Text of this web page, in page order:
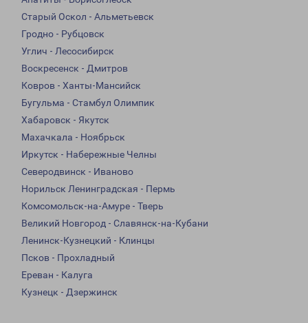
Старый Оскол - Альметьевск
Гродно - Рубцовск
Углич - Лесосибирск
Воскресенск - Дмитров
Ковров - Ханты-Мансийск
Бугульма - Стамбул Олимпик
Хабаровск - Якутск
Махачкала - Ноябрьск
Иркутск - Набережные Челны
Северодвинск - Иваново
Норильск Ленинградская - Пермь
Комсомольск-на-Амуре - Тверь
Великий Новгород - Славянск-на-Кубани
Ленинск-Кузнецкий - Клинцы
Псков - Прохладный
Ереван - Калуга
Кузнецк - Дзержинск